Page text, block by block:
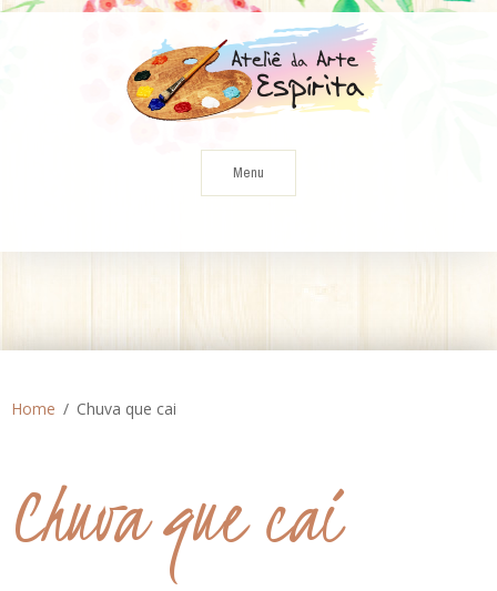
Skip
Menu
Home Chuva que cai
Chuva que cai